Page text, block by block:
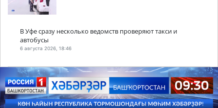
В Уфе сразу несколько ведомств проверяют такси и
автобусы
6 августа 2026, 18:46